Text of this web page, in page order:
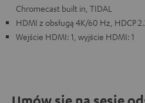
Chromecast built in, TIDAL
HDMI z obsługą 4K/60 Hz, HDCP
Wejście HDMI: 1, wyjście HDMI: 1